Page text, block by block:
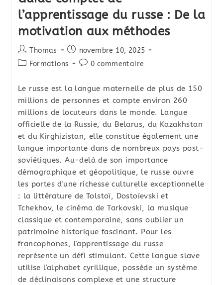
l’apprentissage du russe : De la
motivation aux méthodes
Auteur/autrice
de
Thomas
Publication
publiée :
novembre 10, 2025
PostFormations
Commentaires
publication :
0 commentaire
Le russe est la langue maternelle de plus de 150
millions de personnes et compte environ 260
millions de locuteurs dans le monde. Langue
officielle de la Russie, du Belarus, du Kazakhstan
et du Kirghizistan, elle constitue également une
langue importante dans de nombreux pays post-
soviétiques. Au-delà de son importance
démographique et géopolitique, le russe ouvre
les portes d'une richesse culturelle exceptionnelle
: la littérature de Tolstoï, Dostoïevski et
Tchekhov, le cinéma de Tarkovski, la musique
classique et contemporaine, sans oublier un
patrimoine historique fascinant. Pour les
francophones, l'apprentissage du russe
représente un défi stimulant. Cette langue slave
utilise l'alphabet cyrillique, possède un système
de déclinaisons complexe et une structure